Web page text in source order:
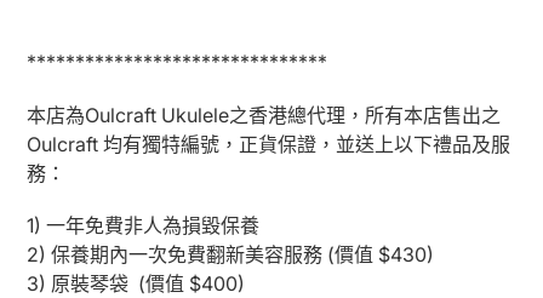
*******************************
本店為Oulcraft Ukulele之香港總代理，所有本店售出之
Oulcraft 均有獨特編號，正貨保證，並送上以下禮品及服
務：
1) 一年免費非人為損毀保養
2) 保養期內一次免費翻新美容服務 (價值 $430)
3) 原裝琴袋 (價值 $400)